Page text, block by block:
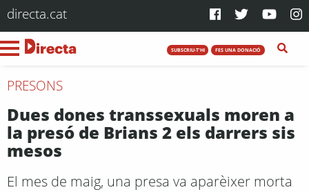
directa.cat
SUBSCRIU-T'HI FES UNA DONACIÓ
PRESONS
Dues dones transsexuals moren a
la presó de Brians 2 els darrers sis
mesos
El mes de maig, una presa va aparèixer morta